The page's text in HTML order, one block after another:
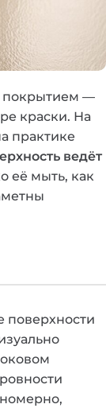
покрытием —
краски. На
практике
ведёт
её мыть, как
поверхности